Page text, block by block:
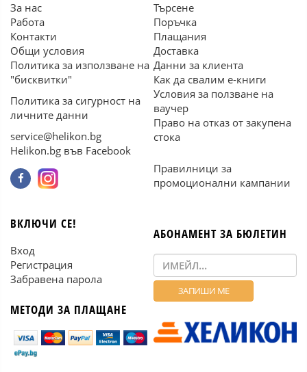
За нас
Работа
Контакти
Общи условия
Политика за използване на
"бисквитки"
Политика за сигурност на
личните данни
service@helikon.bg
Helikon.bg във Facebook
Търсене
Поръчка
Плащания
Доставка
Данни за клиента
Как да свалим е-книги
Условия за ползване на
ваучер
Право на отказ от закупена
стока
Правилници за
промоционални кампании
ВКЛЮЧИ СЕ!
Вход
Регистрация
Забравена парола
МЕТОДИ ЗА ПЛАЩАНЕ
АБОНАМЕНТ ЗА БЮЛЕТИН